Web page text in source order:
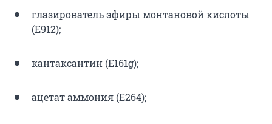
глазирователь эфиры монтановой кислоты
(Е912);
кантаксантин (E161g);
ацетат аммония (Е264);